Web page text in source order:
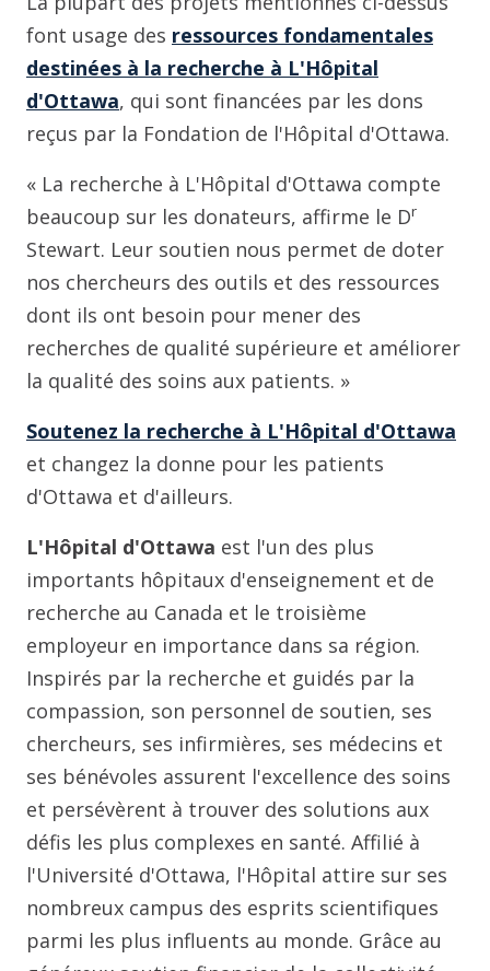
font usage des ressources fondamentales
destinées à la recherche à L'Hôpital
d'Ottawa, qui sont financées par les dons
reçus par la Fondation de l'Hôpital d'Ottawa.
« La recherche à L'Hôpital d'Ottawa compte
beaucoup sur les donateurs, affirme le Dr
Stewart. Leur soutien nous permet de doter
nos chercheurs des outils et des ressources
dont ils ont besoin pour mener des
recherches de qualité supérieure et améliorer
la qualité des soins aux patients. »
Soutenez la recherche à L'Hôpital d'Ottawa
et changez la donne pour les patients
d'Ottawa et d'ailleurs.
L'Hôpital d'Ottawa est l'un des plus
importants hôpitaux d'enseignement et de
recherche au Canada et le troisième
employeur en importance dans sa région.
Inspirés par la recherche et guidés par la
compassion, son personnel de soutien, ses
chercheurs, ses infirmières, ses médecins et
ses bénévoles assurent l'excellence des soins
et persévèrent à trouver des solutions aux
défis les plus complexes en santé. Affilié à
l'Université d'Ottawa, l'Hôpital attire sur ses
nombreux campus des esprits scientifiques
parmi les plus influents au monde. Grâce au